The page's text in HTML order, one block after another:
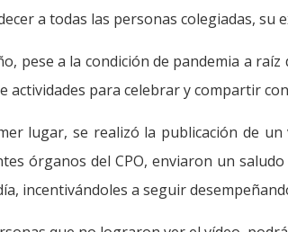
a todas las personas colegiadas, su
pese a la condición de pandemia a
actividades para celebrar y compartir
lugar, se realizó la publicación de
órganos del CPO, enviaron un
incentivándoles a seguir